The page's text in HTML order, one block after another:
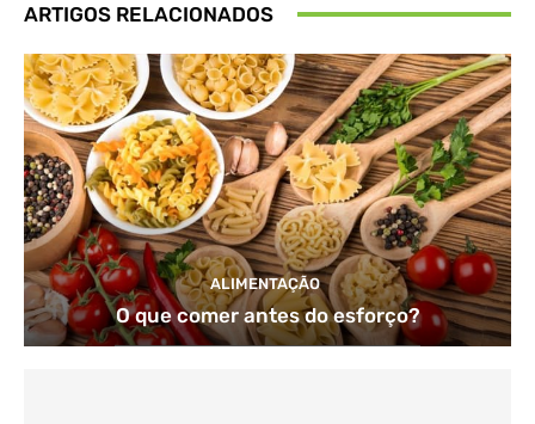
ARTIGOS RELACIONADOS
ALIMENTAÇÃO
O que comer antes do esforço?